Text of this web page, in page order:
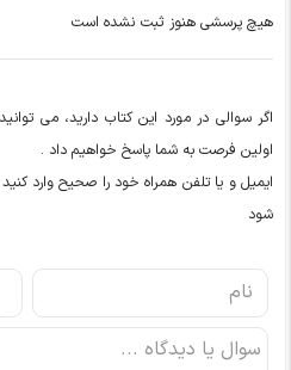
هیچ پرسشی هنوز ثبت نشده است
اگر سوالی در مورد این کتاب دارید، می
اولین فرصت به شما پاسخ خواهیم داد .
ایمیل و یا تلفن همراه خود را صحیح وارد
شود